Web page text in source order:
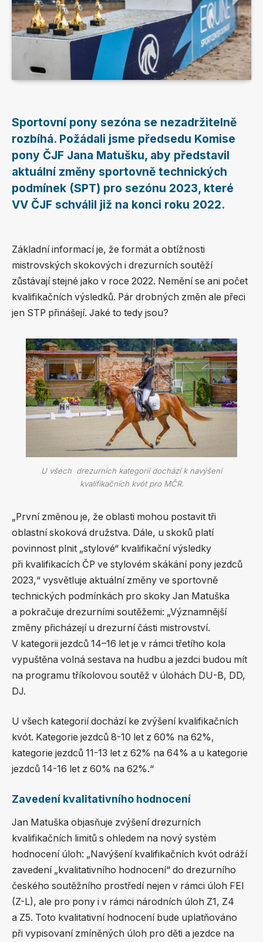
Sportovní pony sezóna se nezadržitelně
rozbíhá. Požádali jsme předsedu Komise
pony ČJF Jana Matušku, aby představil
aktuální změny sportovně technických
podmínek (SPT) pro sezónu 2023, které
VV ČJF schválil již na konci roku 2022.
Základní informací je, že formát a obtížnosti
mistrovských skokových i drezurních soutěží
zůstávají stejné jako v roce 2022. Nemění se ani počet
kvalifikačních výsledků. Pár drobných změn ale přeci
jen STP přinášejí. Jaké to tedy jsou?
U všech drezurních kategorií dochází k navýšení
kvalifikačních kvót pro MČR.
„První změnou je, že oblasti mohou postavit tři
oblastní skoková družstva. Dále, u skoků platí
povinnost plnit „stylové“ kvalifikační výsledky
při kvalifikacích ČP ve stylovém skákání pony jezdců
2023,“ vysvětluje aktuální změny ve sportovně
technických podmínkách pro skoky Jan Matuška
a pokračuje drezurními soutěžemi: „Významnější
změny přicházejí u drezurní části mistrovství.
V kategorii jezdců 14–16 let je v rámci třetího kola
vypuštěna volná sestava na hudbu a jezdci budou mít
na programu tříkolovou soutěž v úlohách DU-B, DD,
DJ.
U všech kategorií dochází ke zvýšení kvalifikačních
kvót. Kategorie jezdců 8-10 let z 60% na 62%,
kategorie jezdců 11-13 let z 62% na 64% a u kategorie
jezdců 14-16 let z 60% na 62%.“
Zavedení kvalitativního hodnocení
Jan Matuška objasňuje zvýšení drezurních
kvalifikačních limitů s ohledem na nový systém
hodnocení úloh: „Navýšení kvalifikačních kvót odráží
zavedení „kvalitativního hodnocení“ do drezurního
českého soutěžního prostředí nejen v rámci úloh FEI
(Z-L), ale pro pony i v rámci národních úloh Z1, Z4
a Z5. Toto kvalitativní hodnocení bude uplatňováno
při vypisovaní zmíněných úloh pro děti a jezdce na